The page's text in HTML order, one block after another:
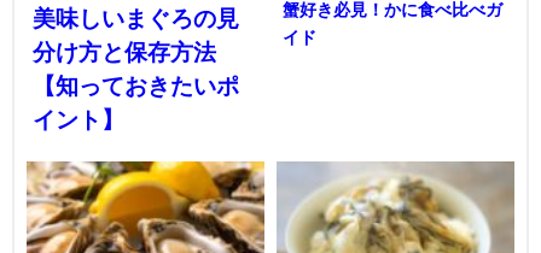
美味しいまぐろの見
分け方と保存方法
【知っておきたいポ
イント】
蟹好き必見！かに食べ比べガ
イド